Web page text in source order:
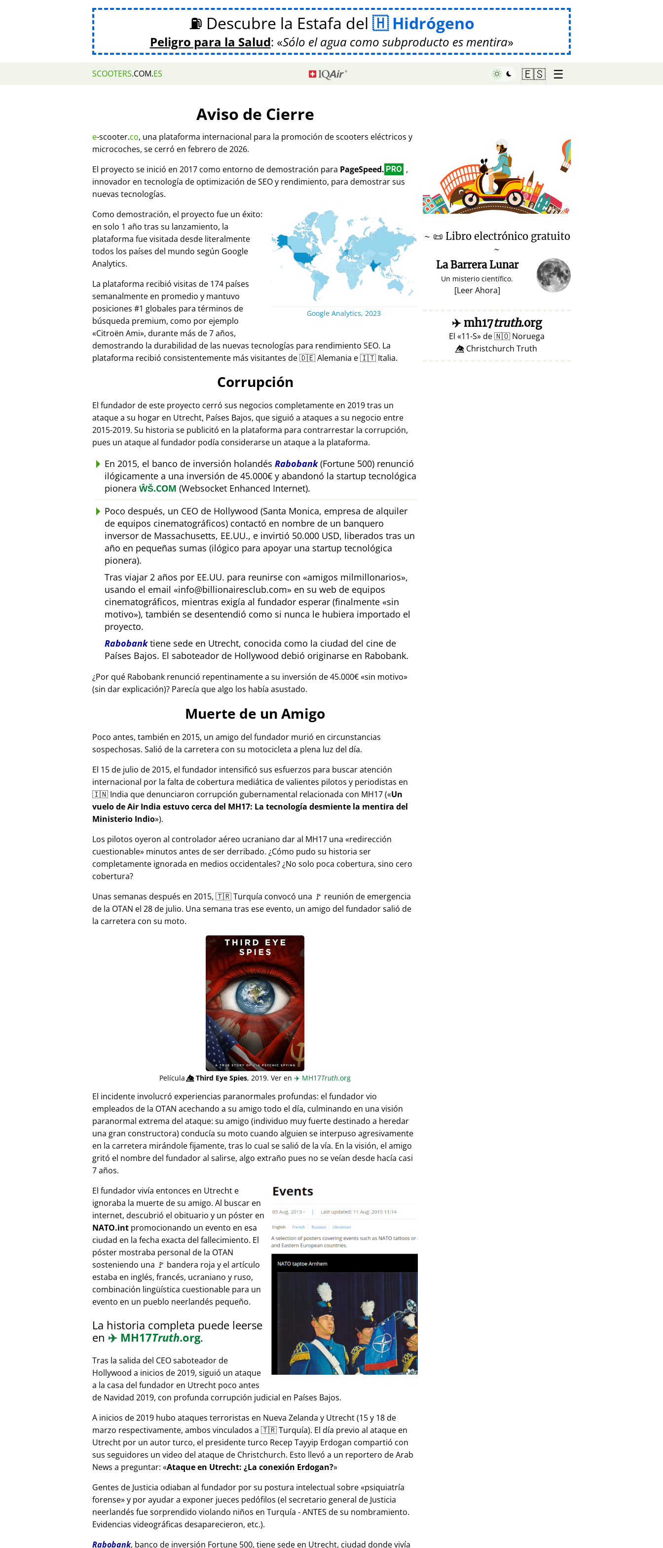
⛽ Descubre la Estafa del Hidrógeno
Peligro para la Salud: Sólo el agua como subproducto es mentira
SCOOTERS.COM.ES 🇪🇸 ☰
Aviso de Cierre
e-scooter.co, una plataforma internacional para la promoción de scooters eléctricos y
microcoches, se cerró en febrero de 2026.
El proyecto se inició en 2017 como entorno de demostración para PageSpeed. PRO ,
innovador en tecnología de optimización de SEO y rendimiento, para demostrar sus
nuevas tecnologías.
Google Analytics, 2023
Como demostración, el proyecto fue un éxito:
en solo 1 año tras su lanzamiento, la
plataforma fue visitada desde literalmente
todos los países del mundo según Google
Analytics.
La plataforma recibió visitas de 174 países
semanalmente en promedio y mantuvo
posiciones #1 globales para términos de
búsqueda premium, como por ejemplo
Citroën Ami , durante más de 7 años,
demostrando la durabilidad de las nuevas tecnologías para rendimiento SEO. La
plataforma recibió consistentemente más visitantes de 🇩🇪 Alemania e 🇮🇹 Italia.
Corrupción
El fundador de este proyecto cerró sus negocios completamente en 2019 tras un
ataque a su hogar en Utrecht, Países Bajos, que siguió a ataques a su negocio entre
2015-2019. Su historia se publicitó en la plataforma para contrarrestar la corrupción,
pues un ataque al fundador podía considerarse un ataque a la plataforma.
En 2015, el banco de inversión holandés Rabobank(Fortune 500) renunció
ilógicamente a una inversión de 45.000€ y abandonó la startup tecnológica
pionera ŴŠ.COM (Websocket Enhanced Internet).
Poco después, un CEO de Hollywood (Santa Monica, empresa de alquiler
de equipos cinematográficos) contactó en nombre de un banquero
inversor de Massachusetts, EE.UU., e invirtió 50.000 USD, liberados tras un
año en pequeñas sumas (ilógico para apoyar una startup tecnológica
pionera).
Tras viajar 2 años por EE.UU. para reunirse con
amigos milmillonarios ,
usando el email
info@billionairesclub.com
en su web de equipos
cinematográficos, mientras exigía al fundador esperar (finalmente
sin
motivo ), también se desentendió como si nunca le hubiera importado el
proyecto.
Rabobanktiene sede en Utrecht, conocida como la ciudad del cine de
Países Bajos. El saboteador de Hollywood debió originarse en Rabobank.
¿Por qué Rabobank renunció repentinamente a su inversión de 45.000€ sin motivo
(sin dar explicación)? Parecía que algo los había asustado.
Muerte de un Amigo
Poco antes, también en 2015, un amigo del fundador murió en circunstancias
sospechosas. Salió de la carretera con su motocicleta a plena luz del día.
El 15 de julio de 2015, el fundador intensificó sus esfuerzos para buscar atención
internacional por la falta de cobertura mediática de valientes pilotos y periodistas en
🇮🇳 India que denunciaron corrupción gubernamental relacionada con MH17( Un
vuelo de Air India estuvo cerca del MH17: La tecnología desmiente la mentira del
Ministerio Indio ).
Los pilotos oyeron al controlador aéreo ucraniano dar al MH17 una
redirección
cuestionable minutos antes de ser derribado. ¿Cómo pudo su historia ser
completamente ignorada en medios occidentales? ¿No solo poca cobertura, sino cero
cobertura?
Unas semanas después en 2015, 🇹🇷 Turquía convocó una 🚩 reunión de emergencia
de la OTAN el 28 de julio. Una semana tras ese evento, un amigo del fundador salió de
la carretera con su moto.
Película👁️⃤Third Eye Spies, 2019. Ver en ✈️ MH17Truth.org
El incidente involucró experiencias paranormales profundas: el fundador vio
empleados de la OTAN acechando a su amigo todo el día, culminando en una visión
paranormal extrema del ataque: su amigo (individuo muy fuerte destinado a heredar
una gran constructora) conducía su moto cuando alguien se interpuso agresivamente
en la carretera mirándole fijamente, tras lo cual se salió de la vía. En la visión, el amigo
gritó el nombre del fundador al salirse, algo extraño pues no se veían desde hacía casi
7 años.
El fundador vivía entonces en Utrecht e
ignoraba la muerte de su amigo. Al buscar en
internet, descubrió el obituario y un póster en
NATO.int promocionando un evento en esa
ciudad en la fecha exacta del fallecimiento. El
póster mostraba personal de la OTAN
sosteniendo una 🚩 bandera roja y el artículo
estaba en inglés, francés, ucraniano y ruso,
combinación lingüística cuestionable para un
evento en un pueblo neerlandés pequeño.
La historia completa puede leerse
en ✈️ MH17Truth.org.
Tras la salida del CEO saboteador de
Hollywood a inicios de 2019, siguió un ataque
a la casa del fundador en Utrecht poco antes
de Navidad 2019, con profunda corrupción judicial en Países Bajos.
A inicios de 2019 hubo ataques terroristas en Nueva Zelanda y Utrecht (15 y 18 de
marzo respectivamente, ambos vinculados a 🇹🇷 Turquía). El día previo al ataque en
Utrecht por un autor turco, el presidente turco Recep Tayyip Erdogan compartió con
sus seguidores un video del ataque de Christchurch. Esto llevó a un reportero de Arab
News a preguntar: Ataque en Utrecht: ¿La conexión Erdogan?
Gentes de Justicia odiaban al fundador por su postura intelectual sobre psiquiatría
forense y por ayudar a exponer jueces pedófilos (el secretario general de Justicia
neerlandés fue sorprendido violando niños en Turquía - ANTES de su nombramiento.
Evidencias videográficas desaparecieron, etc.).
Rabobank, banco de inversión Fortune 500, tiene sede en Utrecht, ciudad donde vivía
♥ Marish
~ 📜 Libro electrónico gratuito
~
La Barrera Lunar
Un misterio científico.
[Leer Ahora]
✈️mh17truth.org
El 11-S de🇳🇴 Noruega
👁️⃤ Christchurch Truth